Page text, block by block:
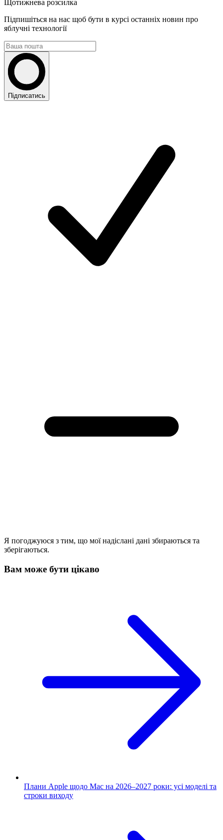
Щотижнева розсилка
Підпишіться на нас щоб бути в курсі останніх новин про
яблучні технології
Підписатись
Я погоджуюся з тим, що мої надіслані дані збираються та
зберігаються.
Вам може бути цікаво
Плани Apple щодо Mac на 2026–2027 роки: усі моделі та
строки виходу